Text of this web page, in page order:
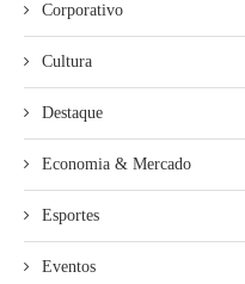
Corporativo
Cultura
Destaque
Economia & Mercado
Esportes
Eventos